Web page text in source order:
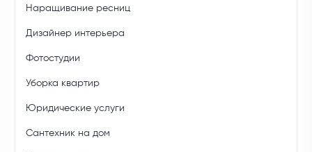
Наращивание ресниц
Дизайнер интерьера
Фотостудии
Уборка квартир
Юридические услуги
Сантехник на дом